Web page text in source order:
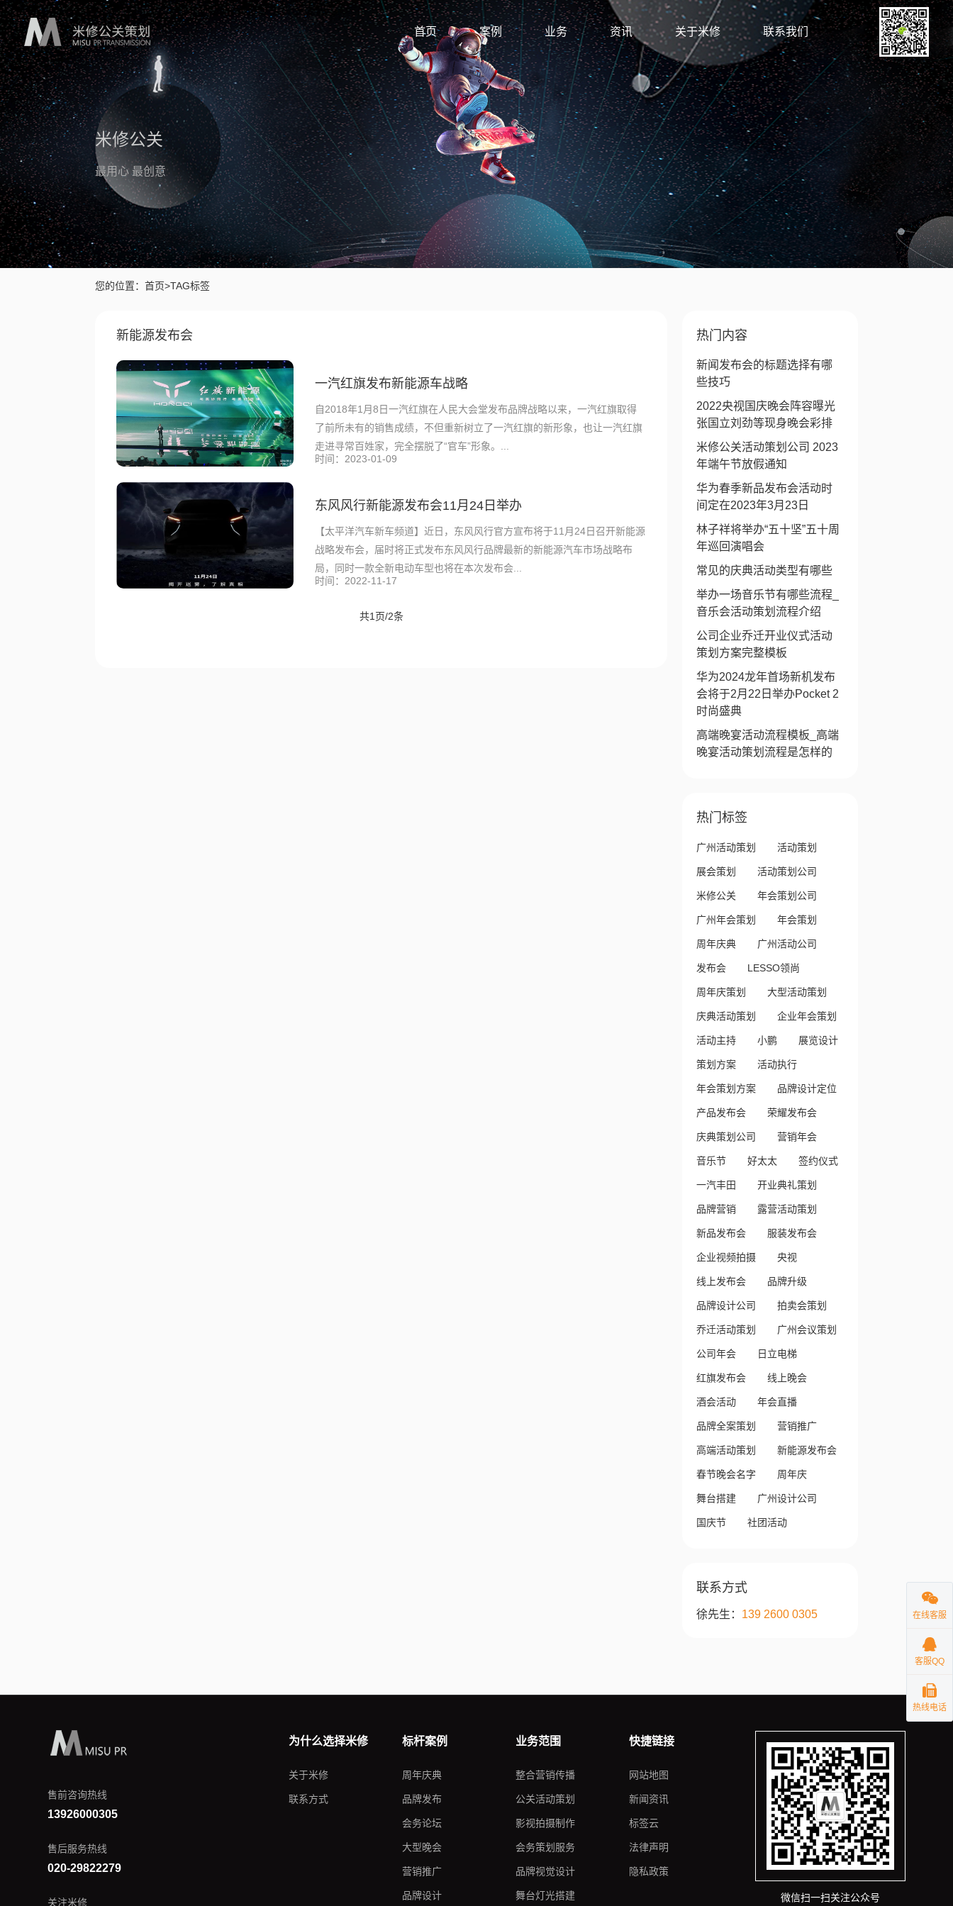
首页 案例 业务 资讯 关于米修 联系我们
米修公关
最用心 最创意
您的位置：首页>TAG标签
新能源发布会
一汽红旗发布新能源车战略
自2018年1月8日一汽红旗在人民大会堂发布品牌战略以来，一汽红旗取得
了前所未有的销售成绩，不但重新树立了一汽红旗的新形象，也让一汽红旗
走进寻常百姓家，完全摆脱了“官车”形象。...
时间：2023-01-09
东风风行新能源发布会11月24日举办
【太平洋汽车新车频道】近日，东风风行官方宣布将于11月24日召开新能源
战略发布会，届时将正式发布东风风行品牌最新的新能源汽车市场战略布
局，同时一款全新电动车型也将在本次发布会...
时间：2022-11-17
共1页/2条
热门内容
新闻发布会的标题选择有哪
些技巧
2022央视国庆晚会阵容曝光
张国立刘劲等现身晚会彩排
米修公关活动策划公司 2023
年端午节放假通知
华为春季新品发布会活动时
间定在2023年3月23日
林子祥将举办“五十坚”五十周
年巡回演唱会
常见的庆典活动类型有哪些
举办一场音乐节有哪些流程_
音乐会活动策划流程介绍
公司企业乔迁开业仪式活动
策划方案完整模板
华为2024龙年首场新机发布
会将于2月22日举办Pocket 2
时尚盛典
高端晚宴活动流程模板_高端
晚宴活动策划流程是怎样的
热门标签
广州活动策划 活动策划
展会策划 活动策划公司
米修公关 年会策划公司
广州年会策划 年会策划
周年庆典 广州活动公司
发布会 LESSO领尚
周年庆策划 大型活动策划
庆典活动策划 企业年会策划
活动主持 小鹏 展览设计
策划方案 活动执行
年会策划方案 品牌设计定位
产品发布会 荣耀发布会
庆典策划公司 营销年会
音乐节 好太太 签约仪式
一汽丰田 开业典礼策划
品牌营销 露营活动策划
新品发布会 服装发布会
企业视频拍摄 央视
线上发布会 品牌升级
品牌设计公司 拍卖会策划
乔迁活动策划 广州会议策划
公司年会 日立电梯
红旗发布会 线上晚会
酒会活动 年会直播
品牌全案策划 营销推广
高端活动策划 新能源发布会
春节晚会名字 周年庆
舞台搭建 广州设计公司
国庆节 社团活动
联系方式
徐先生： 139 2600 0305
售前咨询热线
13926000305
售后服务热线
020-29822279
关注米修
为什么选择米修
关于米修
联系方式
标杆案例
周年庆典
品牌发布
会务论坛
大型晚会
营销推广
品牌设计
业务范围
整合营销传播
公关活动策划
影视拍摄制作
会务策划服务
品牌视觉设计
舞台灯光搭建
快捷链接
网站地图
新闻资讯
标签云
法律声明
隐私政策
微信扫一扫关注公众号
在线客服
客服QQ
热线电话